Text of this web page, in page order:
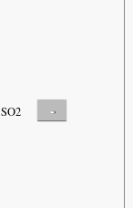
SO2 -